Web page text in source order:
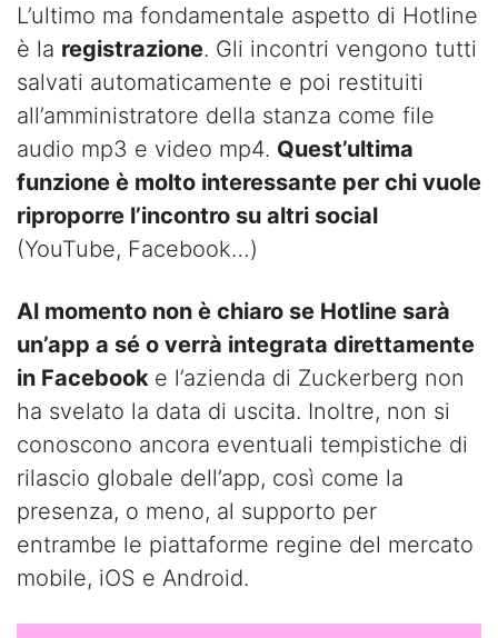
L’ultimo ma fondamentale aspetto di Hotline
è la registrazione. Gli incontri vengono tutti
salvati automaticamente e poi restituiti
all’amministratore della stanza come file
audio mp3 e video mp4. Quest’ultima
funzione è molto interessante per chi vuole
riproporre l’incontro su altri social
(YouTube, Facebook…)
Al momento non è chiaro se Hotline sarà
un’app a sé o verrà integrata direttamente
in Facebook e l’azienda di Zuckerberg non
ha svelato la data di uscita. Inoltre, non si
conoscono ancora eventuali tempistiche di
rilascio globale dell’app, così come la
presenza, o meno, al supporto per
entrambe le piattaforme regine del mercato
mobile, iOS e Android.